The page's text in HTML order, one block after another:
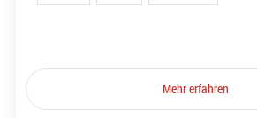
Mehr erfahren